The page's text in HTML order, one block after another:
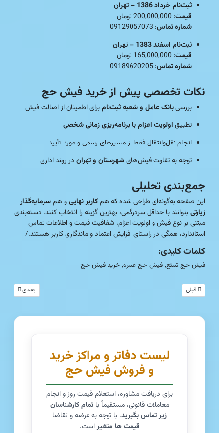
ثبت‌نام خرداد 1386 – تهران
قیمت: 200,000,000 تومان
شماره تماس: 09129057073
ثبت‌نام اسفند 1383 – تهران
قیمت: 165,000,000 تومان
شماره تماس: 09189620205
نکات تخصصی پیش از خرید فیش حج
بررسیبانک عامل و شعبه ثبت‌نامبرای اطمینان از اصالت فیش
تطبیق اولویت اعزام با برنامه‌ریزی زمانی شخصی
انجام نقل‌وانتقال فقط از مسیرهای رسمی و مورد تأیید
توجه به تفاوت فیش‌هایشهرستان و تهران در روند اداری
جمع‌بندی تحلیلی
این صفحه به‌گونه‌ای طراحی شده که همکاربر نهاییو همسرمایه‌گذار
زیارتیبتوانند با حداقل سردرگمی، بهترین گزینه را انتخاب کنند. دسته‌بندی
مبتنی بر نوع فیش و اولویت اعزام، شفافیت قیمت و اطلاعات تماس
استاندارد، همگی در راستای افزایش اعتماد و ماندگاری کاربر هستند./
کلمات کلیدی:
فیش حج تمتع, فیش حج عمره, خرید فیش حج
مطلب قبلی: تحلیل جامع و بازار مبادله فیش حج تهران؛ فرصت‌های اعزام و سرمایه‌گذاری
قبلی مطلب بعدی:
بعدی
لیست دفاتر و مراکز خرید
و فروش فیش حج
برای دریافت مشاوره، استعلام قیمت روز و انجام
معاملات قانونی، مستقیماً باتمام کارشناسان
زیر تماس بگیرید. با توجه به عرضه و تقاضا
قیمت ها متغیراست.